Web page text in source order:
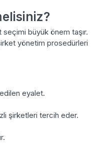
büyük önem taşır.
yönetim prosedürleri
eyalet.
şirketleri tercih eder.